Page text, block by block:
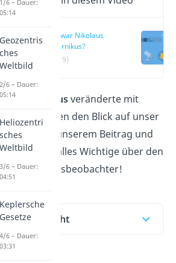
Wer war Nikolaus
Kopernikus?
(00:19)
Kopernikusveränderte mit
Erkenntnissen den Blick auf unser
In unserem Beitrag und
erfährst du alles Wichtige über den
Himmelsbeobachter!
1/6 – Dauer:
05:14
Geozentris
ches
Weltbild
2/6 – Dauer:
05:14
Heliozentri
sches
Weltbild
3/6 – Dauer:
04:51
Keplersche
Gesetze
4/6 – Dauer:
03:31